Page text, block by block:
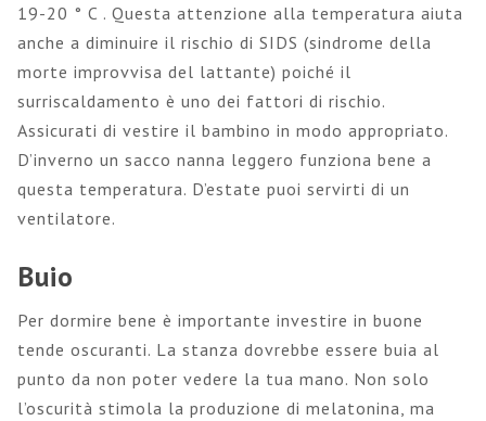
19-20 ° C . Questa attenzione alla temperatura aiuta
anche a diminuire il rischio di SIDS (sindrome della
morte improvvisa del lattante) poiché il
surriscaldamento è uno dei fattori di rischio.
Assicurati di vestire il bambino in modo appropriato.
D’inverno un sacco nanna leggero funziona bene a
questa temperatura. D’estate puoi servirti di un
ventilatore.
Buio
Per dormire bene è importante investire in buone
tende oscuranti. La stanza dovrebbe essere buia al
punto da non poter vedere la tua mano. Non solo
l’oscurità stimola la produzione di melatonina, ma